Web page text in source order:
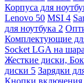
Корпуса для
Lenovo 50 MSI 4
для ноутбука 2
Комплектующие
Socket LGA на
Жесткие диски,
диски 5 Зарядки
Кнопки